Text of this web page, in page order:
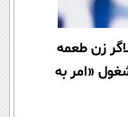
زن طعمه
مرگ/ رجب زاده 6 ماه مشغول «امر به